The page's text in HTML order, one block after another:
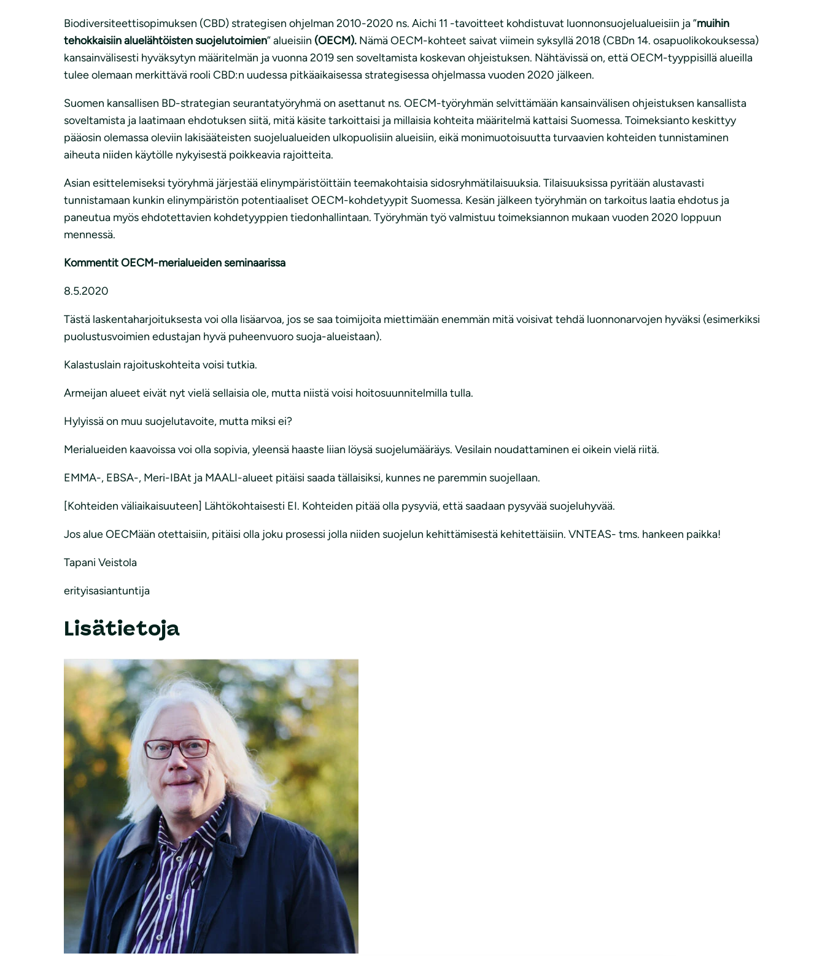
Biodiversiteettisopimuksen (CBD) strategisen ohjelman 2010-2020 ns. Aichi 11 -tavoitteet kohdistuvat luonnonsuojelualueisiin ja ”muihin
tehokkaisiin aluelähtöisten suojelutoimien” alueisiin (OECM). Nämä OECM-kohteet saivat viimein syksyllä 2018 (CBDn 14. osapuolikokouksessa)
kansainvälisesti hyväksytyn määritelmän ja vuonna 2019 sen soveltamista koskevan ohjeistuksen. Nähtävissä on, että OECM-tyyppisillä alueilla
tulee olemaan merkittävä rooli CBD:n uudessa pitkäaikaisessa strategisessa ohjelmassa vuoden 2020 jälkeen.
Suomen kansallisen BD-strategian seurantatyöryhmä on asettanut ns. OECM-työryhmän selvittämään kansainvälisen ohjeistuksen kansallista
soveltamista ja laatimaan ehdotuksen siitä, mitä käsite tarkoittaisi ja millaisia kohteita määritelmä kattaisi Suomessa. Toimeksianto keskittyy
pääosin olemassa oleviin lakisääteisten suojelualueiden ulkopuolisiin alueisiin, eikä monimuotoisuutta turvaavien kohteiden tunnistaminen
aiheuta niiden käytölle nykyisestä poikkeavia rajoitteita.
Asian esittelemiseksi työryhmä järjestää elinympäristöittäin teemakohtaisia sidosryhmätilaisuuksia. Tilaisuuksissa pyritään alustavasti
tunnistamaan kunkin elinympäristön potentiaaliset OECM-kohdetyypit Suomessa. Kesän jälkeen työryhmän on tarkoitus laatia ehdotus ja
paneutua myös ehdotettavien kohdetyyppien tiedonhallintaan. Työryhmän työ valmistuu toimeksiannon mukaan vuoden 2020 loppuun
mennessä.
Kommentit OECM-merialueiden seminaarissa
8.5.2020
Tästä laskentaharjoituksesta voi olla lisäarvoa, jos se saa toimijoita miettimään enemmän mitä voisivat tehdä luonnonarvojen hyväksi (esimerkiksi
puolustusvoimien edustajan hyvä puheenvuoro suoja-alueistaan).
Kalastuslain rajoituskohteita voisi tutkia.
Armeijan alueet eivät nyt vielä sellaisia ole, mutta niistä voisi hoitosuunnitelmilla tulla.
Hylyissä on muu suojelutavoite, mutta miksi ei?
Merialueiden kaavoissa voi olla sopivia, yleensä haaste liian löysä suojelumääräys. Vesilain noudattaminen ei oikein vielä riitä.
EMMA-, EBSA-, Meri-IBAt ja MAALI-alueet pitäisi saada tällaisiksi, kunnes ne paremmin suojellaan.
[Kohteiden väliaikaisuuteen] Lähtökohtaisesti EI. Kohteiden pitää olla pysyviä, että saadaan pysyvää suojeluhyvää.
Jos alue OECMään otettaisiin, pitäisi olla joku prosessi jolla niiden suojelun kehittämisestä kehitettäisiin. VNTEAS- tms. hankeen paikka!
Tapani Veistola
erityisasiantuntija
Lisätietoja